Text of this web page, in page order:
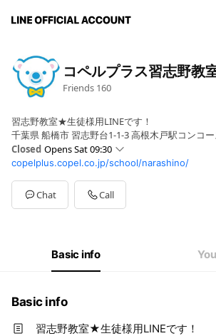
コペルプラス習志野教
Friends 160
習志野教室★生徒様用LINEです！
千葉県 船橋市 習志野台1-1-3 高根木戸駅コンコ
Closed Opens Sat 09:30
SunClosed
MonClosed
Tue09:30 - 18:30
Wed09:30 - 18:30
09:30 - 18:30
09:30-18:30
copelplus.copel.co.jp/school/narashino/
Chat Call
Basic info
Basic info
習志野教室★生徒様用LINEです！